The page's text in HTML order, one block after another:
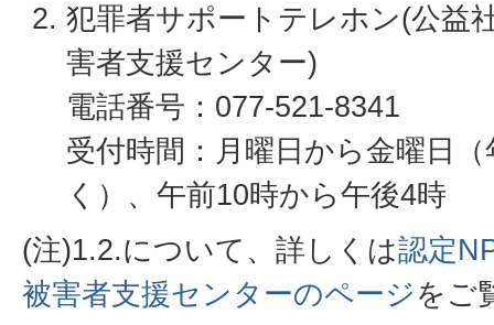
犯罪者サポートテレホン(公益
害者支援センター)
電話番号：077-521-8341
受付時間：月曜日から金曜日
く）、午前10時から午後4時
(注)1.2.について、詳しくは認定
被害者支援センターのページをご